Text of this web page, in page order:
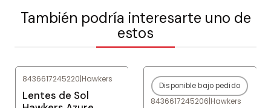
También podría interesarte uno de
estos
8436617245220|Hawkers
Lentes de Sol
-79%OFF
Agotado
Disponible bajo pedido
8436617245206|Hawkers